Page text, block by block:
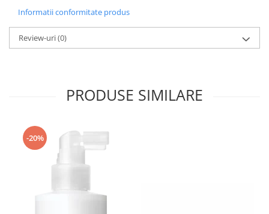
Informatii conformitate produs
Review-uri(0)
PRODUSE SIMILARE
-20%